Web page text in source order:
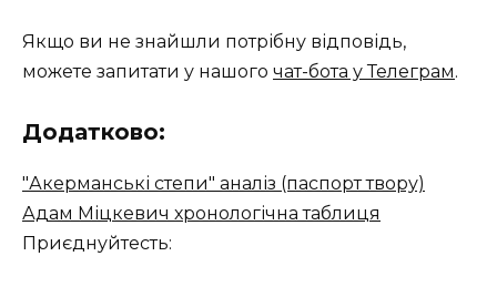
Якщо ви не знайшли потрібну відповідь,
можете запитати у нашого чат-бота у Телеграм.
Додатково:
"Акерманські степи" аналіз (паспорт твору)
Адам Міцкевич хронологічна таблиця
Приєднуйтесть: